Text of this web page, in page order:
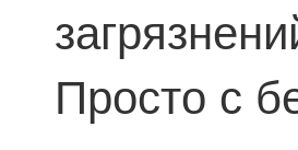
Просто с